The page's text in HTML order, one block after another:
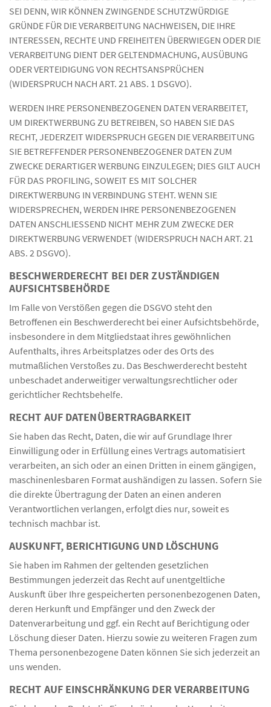
SEI DENN, WIR KÖNNEN ZWINGENDE SCHUTZWÜRDIGE
GRÜNDE FÜR DIE VERARBEITUNG NACHWEISEN, DIE IHRE
INTERESSEN, RECHTE UND FREIHEITEN ÜBERWIEGEN ODER DIE
VERARBEITUNG DIENT DER GELTENDMACHUNG, AUSÜBUNG
ODER VERTEIDIGUNG VON RECHTSANSPRÜCHEN
(WIDERSPRUCH NACH ART. 21 ABS. 1 DSGVO).
WERDEN IHRE PERSONENBEZOGENEN DATEN VERARBEITET,
UM DIREKTWERBUNG ZU BETREIBEN, SO HABEN SIE DAS
RECHT, JEDERZEIT WIDERSPRUCH GEGEN DIE VERARBEITUNG
SIE BETREFFENDER PERSONENBEZOGENER DATEN ZUM
ZWECKE DERARTIGER WERBUNG EINZULEGEN; DIES GILT AUCH
FÜR DAS PROFILING, SOWEIT ES MIT SOLCHER
DIREKTWERBUNG IN VERBINDUNG STEHT. WENN SIE
WIDERSPRECHEN, WERDEN IHRE PERSONENBEZOGENEN
DATEN ANSCHLIESSEND NICHT MEHR ZUM ZWECKE DER
DIREKTWERBUNG VERWENDET (WIDERSPRUCH NACH ART. 21
ABS. 2 DSGVO).
BESCHWERDE­RECHT BEI DER ZUSTÄNDIGEN
AUFSICHTS­BEHÖRDE
Im Falle von Verstößen gegen die DSGVO steht den
Betroffenen ein Beschwerderecht bei einer Aufsichtsbehörde,
insbesondere in dem Mitgliedstaat ihres gewöhnlichen
Aufenthalts, ihres Arbeitsplatzes oder des Orts des
mutmaßlichen Verstoßes zu. Das Beschwerderecht besteht
unbeschadet anderweitiger verwaltungsrechtlicher oder
gerichtlicher Rechtsbehelfe.
RECHT AUF DATEN­ÜBERTRAG­BARKEIT
Sie haben das Recht, Daten, die wir auf Grundlage Ihrer
Einwilligung oder in Erfüllung eines Vertrags automatisiert
verarbeiten, an sich oder an einen Dritten in einem gängigen,
maschinenlesbaren Format aushändigen zu lassen. Sofern Sie
die direkte Übertragung der Daten an einen anderen
Verantwortlichen verlangen, erfolgt dies nur, soweit es
technisch machbar ist.
AUSKUNFT, BERICHTIGUNG UND LÖSCHUNG
Sie haben im Rahmen der geltenden gesetzlichen
Bestimmungen jederzeit das Recht auf unentgeltliche
Auskunft über Ihre gespeicherten personenbezogenen Daten,
deren Herkunft und Empfänger und den Zweck der
Datenverarbeitung und ggf. ein Recht auf Berichtigung oder
Löschung dieser Daten. Hierzu sowie zu weiteren Fragen zum
Thema personenbezogene Daten können Sie sich jederzeit an
uns wenden.
RECHT AUF EINSCHRÄNKUNG DER VERARBEITUNG